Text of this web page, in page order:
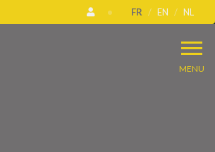
FR EN NL
MENU